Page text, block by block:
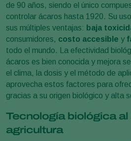
de 90 años, siendo el único
controlar ácaros hasta 1920. Su
sus múltiples ventajas: baja
consumidores, costo accesible y
todo el mundo. La efectividad
ácaros es bien conocida y mejora
el clima, la dosis y el método de
aprovecha estos factores para
gracias a su origen biológico y alta
Tecnología biológica al
agricultura